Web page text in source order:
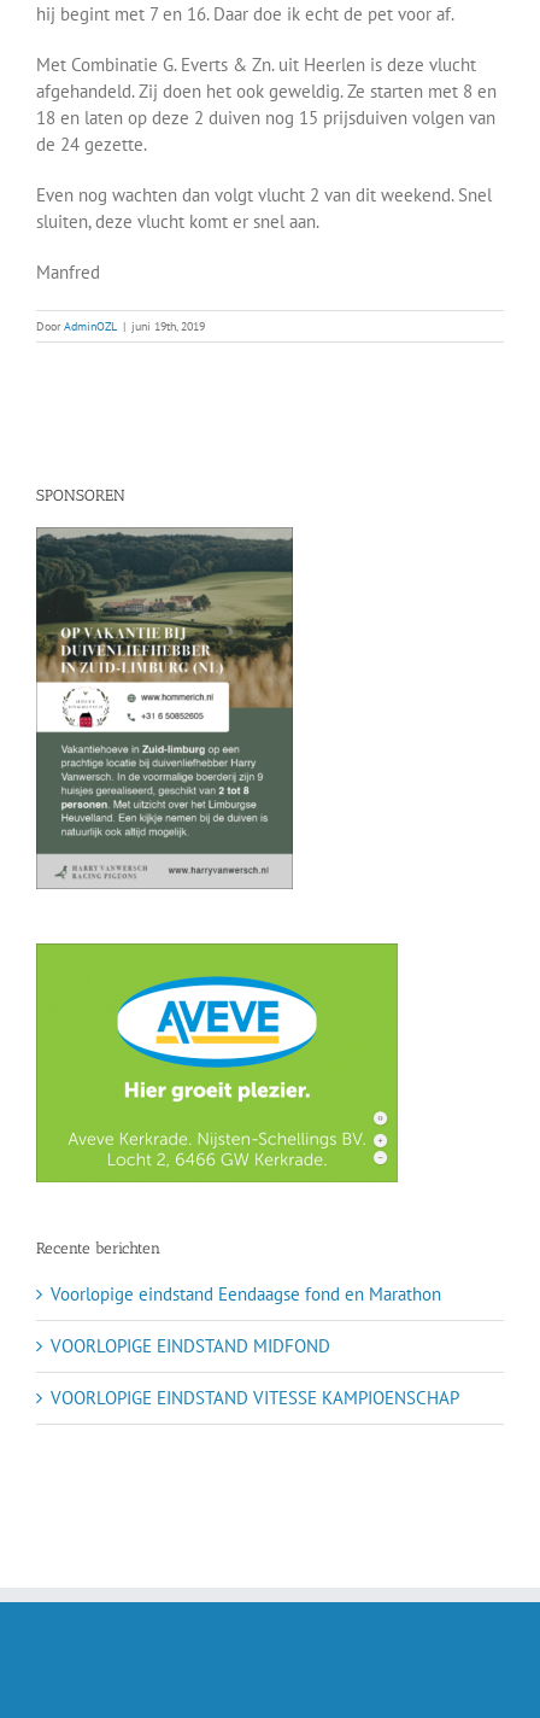
hij begint met 7 en 16. Daar doe ik echt de pet voor af.
Met Combinatie G. Everts & Zn. uit Heerlen is deze vlucht
afgehandeld. Zij doen het ook geweldig. Ze starten met 8 en
18 en laten op deze 2 duiven nog 15 prijsduiven volgen van
de 24 gezette.
Even nog wachten dan volgt vlucht 2 van dit weekend. Snel
sluiten, deze vlucht komt er snel aan.
Manfred
DoorAdminOZL | juni 19th, 2019
SPONSOREN
Recente berichten
Voorlopige eindstand Eendaagse fond en Marathon
VOORLOPIGE EINDSTAND MIDFOND
VOORLOPIGE EINDSTAND VITESSE KAMPIOENSCHAP